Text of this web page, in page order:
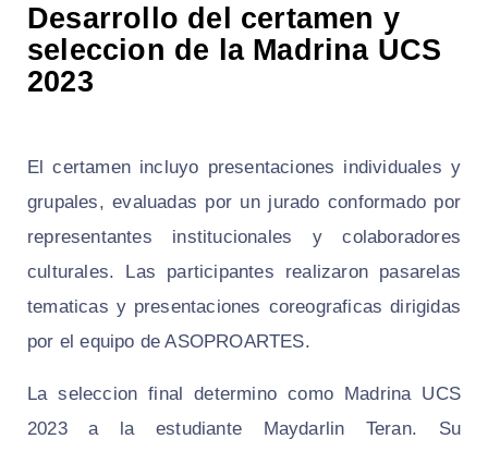
Desarrollo del certamen y
seleccion de la Madrina UCS
2023
El certamen incluyo presentaciones individuales y
grupales, evaluadas por un jurado conformado por
representantes institucionales y colaboradores
culturales. Las participantes realizaron pasarelas
tematicas y presentaciones coreograficas dirigidas
por el equipo de ASOPROARTES.
La seleccion final determino como Madrina UCS
2023 a la estudiante Maydarlin Teran. Su